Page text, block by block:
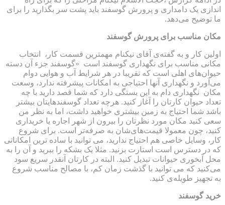
اندازی یک دامداری و پرورش گوسفند باید پشت سر بگذارید را برای
ما توضیح می‌دهد.
مکان مناسب برای پرورش گوسفند
اولین کار و به گفته‌ی آقای نیکنام مهمترین قسمت کار، انتخاب
مکانی مناسب برای نگهداری گوسفند است «گوسفند جزء آن دسته
حیوان‌های اهلی است که تقریبا در هر شرایط آب و هوایی دوام
می‌آورد و نگهداری آنها احتیاجی به امکانات پیشرفته ندارد، وسعت
مکان نگهداری دام به این بستگی دارد که شما قصد دارید با چه
تعداد حیوان کارتان را آغاز کنید. هرچه تعداد گوسفندهایتان بیشتر
باشد شما احتیاج به زمین بیشتری خواهید داشت، اما به نظر من
سعی کنید مکان مورد نظرتان را بیرون از شهر اجاره یا خریداری
کنید، چون معمولا قیمت‌های‌شان به صرفه‌تر است. برای شروع
کار، وسایل خاصی هم احتیاج ندارید، می توانید با ساده ترین امکاناتی
که در دسترس است استارت بزنید. مثلا یک بشکه را ببرید و آن را به
محل آبخوری حیوانات تبدیل کنید. البته در کارتان آنقدر سریع سود
می‌کنید که می توانید با گذشت زمان کم، با مصالح مناسب شروع
به تجهیز طویله‌ی کنید.
خرید گوسفند